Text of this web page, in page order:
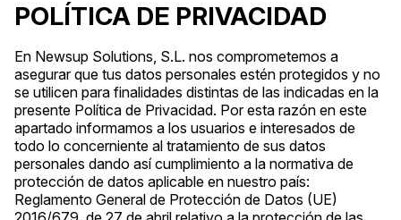
POLÍTICA DE PRIVACIDAD
En Newsup Solutions, S.L. nos comprometemos a
asegurar que tus datos personales estén protegidos y no
se utilicen para finalidades distintas de las indicadas en la
presente Política de Privacidad. Por esta razón en este
apartado informamos a los usuarios e interesados de
todo lo concerniente al tratamiento de sus datos
personales dando así cumplimiento a la normativa de
protección de datos aplicable en nuestro país:
Reglamento General de Protección de Datos (UE)